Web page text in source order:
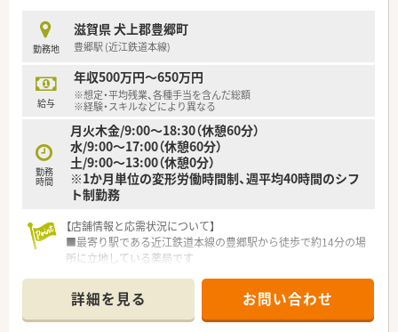
勤務地
滋賀県 犬上郡豊郷町
豊郷駅 (近江鉄道本線)
給与
年収500万円～650万円
※想定・平均残業、各種手当を含んだ総額
※経験・スキルなどにより異なる
勤務
時間
月火木金/9:00〜18:30（休憩60分）
水/9:00〜17:00（休憩60分）
土/9:00〜13:00（休憩0分）
※1か月単位の変形労働時間制、週平均40時間のシフ
ト制勤務
【店舗情報と応需状況について】
■最寄り駅である近江鉄道本線の豊郷駅から徒歩で約14分の場
所に立地している薬局です
平均で約100枚応需しています
■薬剤師は常勤3名とパート2名、事務員は常勤2名とパート2名
が在籍し協力し合える体制です
詳細を見る お問い合わせ